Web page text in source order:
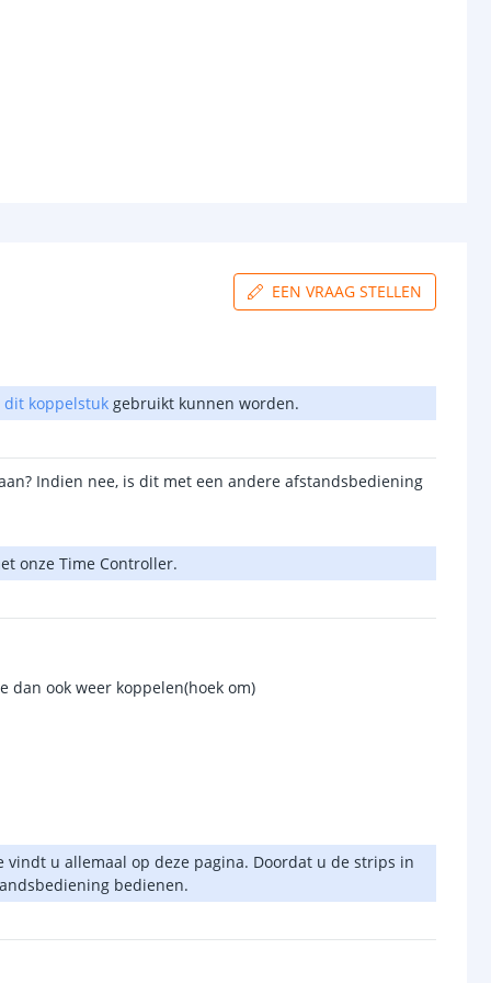
EEN VRAAG STELLEN
dit koppelstuk gebruikt kunnen worden.
Indien nee, is dit met een andere afstandsbediening
onze Time Controller.
ook weer koppelen(hoek om)
u allemaal op deze pagina. Doordat u de strips in
bedienen.